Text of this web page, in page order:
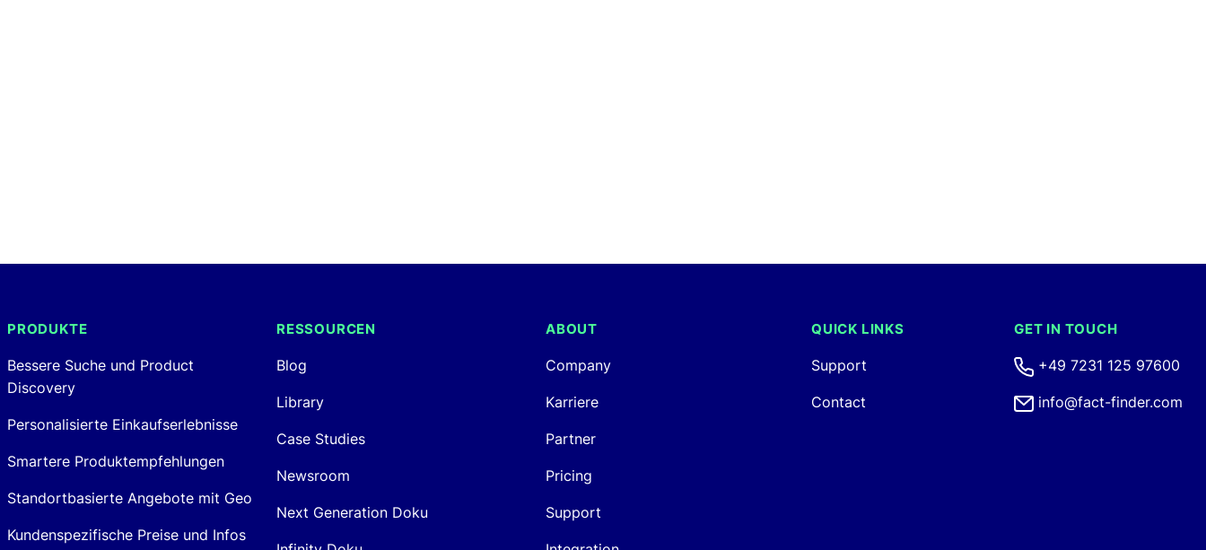
PRODUKTE
Bessere Suche und Product
Discovery
Personalisierte Einkaufserlebnisse
Smartere Produktempfehlungen
Standortbasierte Angebote mit Geo
Kundenspezifische Preise und Infos
RESSOURCEN
Blog
Library
Case Studies
Newsroom
Next Generation Doku
ABOUT
Company
Karriere
Partner
Pricing
Support
QUICK LINKS
Support
Contact
GET IN TOUCH
+49 7231 125 97600
info@fact-finder.com